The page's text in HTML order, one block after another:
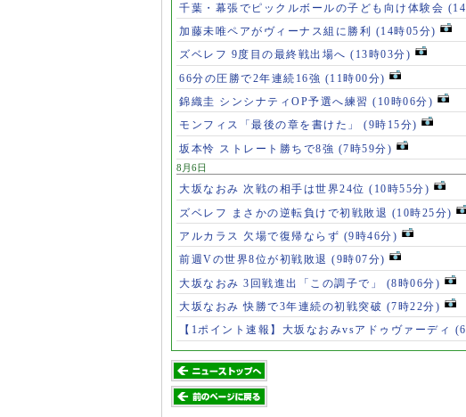
千葉・幕張でピックルボールの子ども向け体験会
加藤未唯ペアがヴィーナス組に勝利 (14時05分)
ズベレフ 9度目の最終戦出場へ (13時03分)
66分の圧勝で2年連続16強 (11時00分)
錦織圭 シンシナティOP予選へ練習 (10時06分)
モンフィス「最後の章を書けた」 (9時15分)
坂本怜 ストレート勝ちで8強 (7時59分)
8月6日
大坂なおみ 次戦の相手は世界24位 (10時55分)
ズベレフ まさかの逆転負けで初戦敗退 (10時25分)
アルカラス 欠場で復帰ならず (9時46分)
前週Vの世界8位が初戦敗退 (9時07分)
大坂なおみ 3回戦進出「この調子で」 (8時06分)
大坂なおみ 快勝で3年連続の初戦突破 (7時22分)
【1ポイント速報】大坂なおみvsアドゥヴァーディ